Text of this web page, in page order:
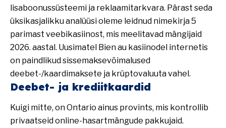
lisaboonussüsteemi ja reklaamitarkvara. Pärast seda
üksikasjalikku analüüsi oleme leidnud nimekirja 5
parimast veebikasiinost, mis meelitavad mängijaid
2026. aastal. Uusimatel Bien au kasiinodel internetis
on paindlikud sissemaksevõimalused
deebet-/kaardimaksete ja krüptovaluuta vahel.
Deebet- ja krediitkaardid
Kuigi mitte, on Ontario ainus provints, mis kontrollib
privaatseid online-hasartmängude pakkujaid.